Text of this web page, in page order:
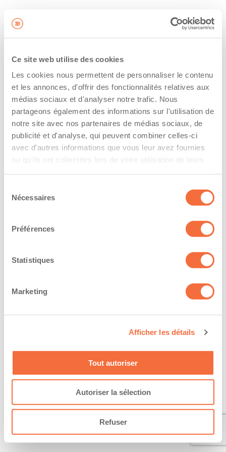
Ce site web utilise des cookies
Les cookies nous permettent de personnaliser le contenu
et les annonces, d'offrir des fonctionnalités relatives aux
médias sociaux et d'analyser notre trafic. Nous
partageons également des informations sur l'utilisation de
notre site avec nos partenaires de médias sociaux, de
publicité et d'analyse, qui peuvent combiner celles-ci
avec d'autres informations que vous leur avez fournies
ou qu'ils ont collectées lors de votre utilisation de leurs
Nécessaires
Préférences
Statistiques
Marketing
Afficher les détails
Tout autoriser
Autoriser la sélection
Refuser